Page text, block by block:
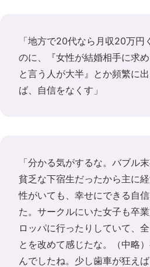
「地方で20代なら月収20万円
のに、『女性が結婚相手に求
と言う人が大半』とか頻繁に
ば、自信をなくす」
「分かる気がするな。バブル
貧乏な下宿生だったから主に
性がいても、幸せにできる自
た。サークルにいた女子も卒
ロッパに行ったりしていて、
とを改めて感じたな。（中略
んでしたね。少し歯車が狂え